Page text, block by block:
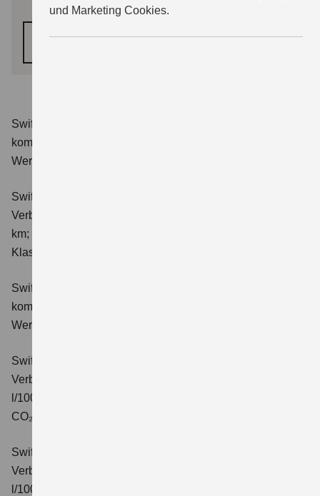
und Marketing Cookies.
Swift 1.2 DUALJET HYBRID Club
kombinierter Energieverbrauch 4,4 l/100km; kombinierter
Wert der CO₂-Emission: 98 g/km; CO₂-Klasse: C.
Swift 1.2 DUALJET HYBRID ALLGRIP Club
Verbrauchswerte: kombinierter Energieverbrauch 4,9 l/100
km; kombinierter Wert der CO₂-Emission: 111 g/km; CO₂-
Klasse: C.
Swift 1.2 DUALJET HYBRID Comfort
kombinierter Energieverbrauch 4,4 l/100km; kombinierter
Wert der CO₂-Emission: 99 g/km; CO₂-Klasse: C.
Swift 1.2 DUALJET HYBRID CVT Comfort
Verbrauchswerte: kombinierter Energieverbrauch 4,7
l/100km; kombinierter Wert der CO₂-Emission: 106 g/km;
CO₂-Klasse: C.
Swift 1.2 DUALJET HYBRID ALLGRIP Comfort
Verbrauchswerte: kombinierter Energieverbrauch 4,9
l/100km; kombinierter Wert der CO₂-Emission: 110 g/km;